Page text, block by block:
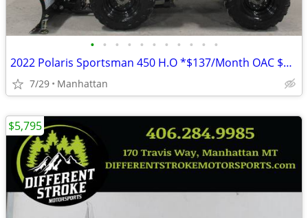
• • • • • • • • • • •
2022 Polaris Sportsman 450 H.O *$137/Month OAC $0 Down* *New Snowplow*
7/29 Manhattan
$5,795